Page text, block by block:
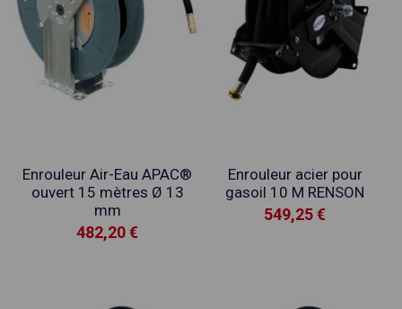
Enrouleur Air-Eau APAC®
ouvert 15 mètres Ø 13
mm
482,20 €
Enrouleur acier pour
gasoil 10 M RENSON
549,25 €